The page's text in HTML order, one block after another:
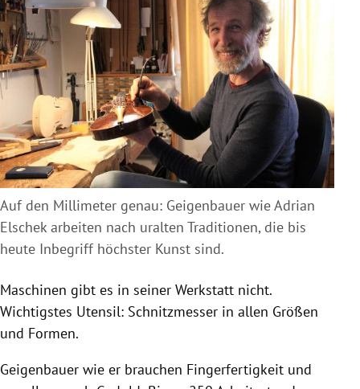
Auf den Millimeter genau: Geigenbauer wie Adrian
Elschek arbeiten nach uralten Traditionen, die bis
heute Inbegriff höchster Kunst sind.
Maschinen gibt es in seiner Werkstatt nicht.
Wichtigstes Utensil: Schnitzmesser in allen Größen
und Formen.
Geigenbauer wie er brauchen Fingerfertigkeit und